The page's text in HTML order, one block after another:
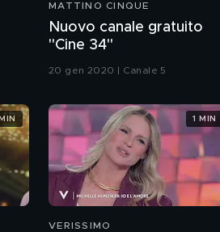
MATTINO CINQUE
Nuovo canale gratuito
"Cine 34"
20 gen 2020 | Canale 5
VERISSIMO
1 MIN